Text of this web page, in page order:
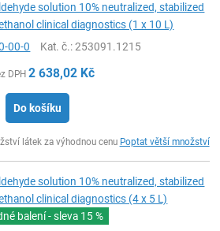
solution 10% neutralized, stabilized
clinical diagnostics (1 x 10 L)
00-0 Kat. č.: 253091.1215
DPH 2 638,02 Kč
Do košíku
látek za výhodnou cenu Poptat větší množství
solution 10% neutralized, stabilized
clinical diagnostics (4 x 5 L)
balení - sleva 15 %